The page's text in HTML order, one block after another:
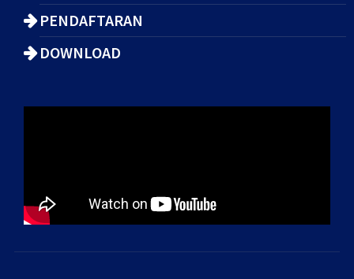
PENDAFTARAN
DOWNLOAD